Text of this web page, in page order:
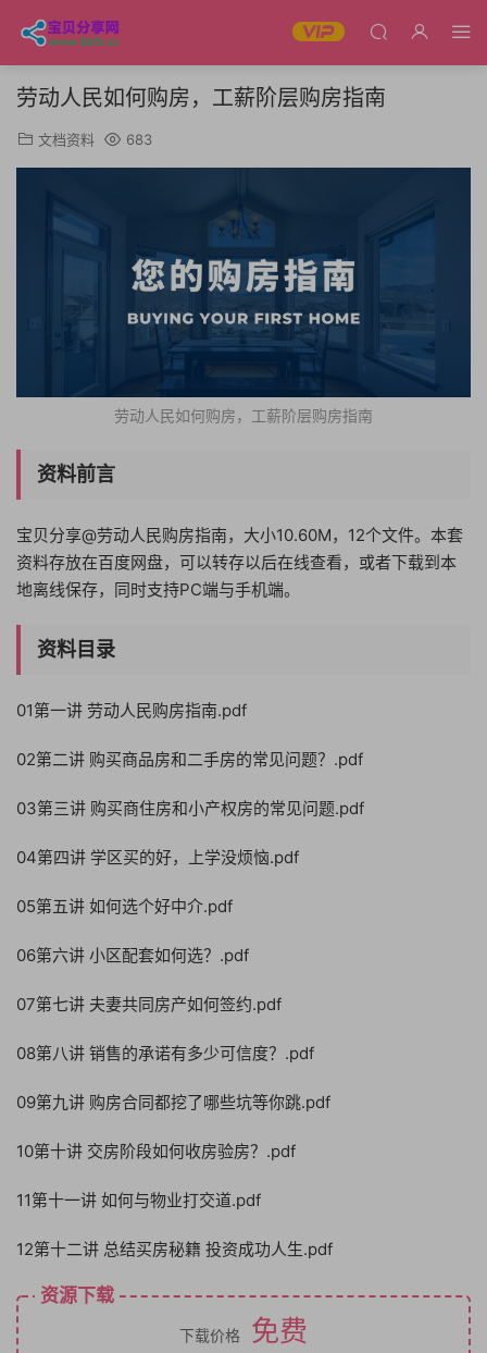
劳动人民如何购房，工薪阶层购房指南
文档资料 683
劳动人民如何购房，工薪阶层购房指南
资料前言
宝贝分享@劳动人民购房指南，大小10.60M，12个文件。本套
资料存放在百度网盘，可以转存以后在线查看，或者下载到本
地离线保存，同时支持PC端与手机端。
资料目录
01第一讲 劳动人民购房指南.pdf
02第二讲 购买商品房和二手房的常见问题？.pdf
03第三讲 购买商住房和小产权房的常见问题.pdf
04第四讲 学区买的好，上学没烦恼.pdf
05第五讲 如何选个好中介.pdf
06第六讲 小区配套如何选？.pdf
07第七讲 夫妻共同房产如何签约.pdf
08第八讲 销售的承诺有多少可信度？.pdf
09第九讲 购房合同都挖了哪些坑等你跳.pdf
10第十讲 交房阶段如何收房验房？.pdf
11第十一讲 如何与物业打交道.pdf
12第十二讲 总结买房秘籍 投资成功人生.pdf
资源下载
下载价格 免费